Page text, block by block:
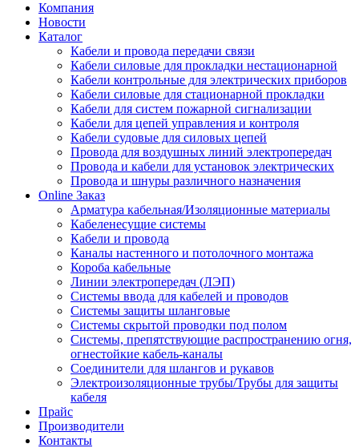
Компания
Новости
Каталог
Кабели и провода передачи связи
Кабели силовые для прокладки нестационарной
Кабели контрольные для электрических приборов
Кабели силовые для стационарной прокладки
Кабели для систем пожарной сигнализации
Кабели для цепей управления и контроля
Кабели судовые для силовых цепей
Провода для воздушных линий электропередач
Провода и кабели для установок электрических
Провода и шнуры различного назначения
Online Заказ
Арматура кабельная/Изоляционные материалы
Кабеленесущие системы
Кабели и провода
Каналы настенного и потолочного монтажа
Короба кабельные
Линии электропередач (ЛЭП)
Системы ввода для кабелей и проводов
Системы защиты шланговые
Системы скрытой проводки под полом
Системы, препятствующие распространению огня,
огнестойкие кабель-каналы
Соединители для шлангов и рукавов
Электроизоляционные трубы/Трубы для защиты
кабеля
Прайс
Производители
Контакты